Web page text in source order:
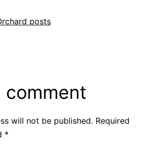
posts
comment
will not be published. Required
*